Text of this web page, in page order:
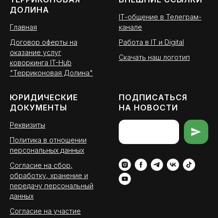
ДОЛИНА
Главная
Договор оферты на
оказание услуг
коворкинга IT-Hub
"Терриконовая Долина"
ІТ-общение в Телеграм-
канале
Работа в IT и Digital
Скачать наш логотип
ЮРИДИЧЕСКИЕ
ДОКУМЕНТЫ
Реквизиты
Политика в отношении
персональных данных
Согласие на сбор,
обработку, хранение и
передачу персональный
данных
Согласие на участие
ПОДПИСАТЬСЯ
НА НОВОСТИ